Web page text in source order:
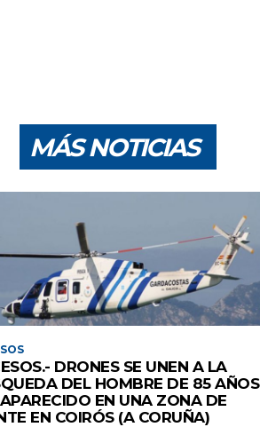
MÁS NOTICIAS
DRONES SE UNEN A LA
DEL HOMBRE DE 85 AÑOS
EN UNA ZONA DE
EN COIRÓS (A CORUÑA)